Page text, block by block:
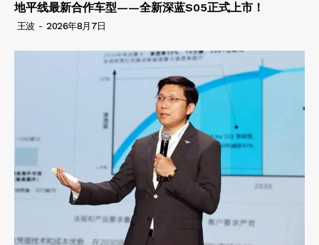
地平线最新合作车型——全新深蓝S05正式上市！
王波 - 2026年8月7日